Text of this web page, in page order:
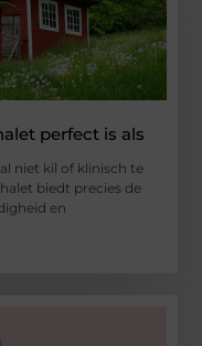
perfect is als
niet kil of klinisch te
biedt precies de
en